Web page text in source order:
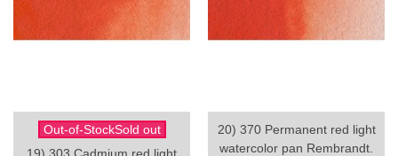
Out-of-StockSold out
20) 370 Permanent red light
watercolor pan Rembrandt.